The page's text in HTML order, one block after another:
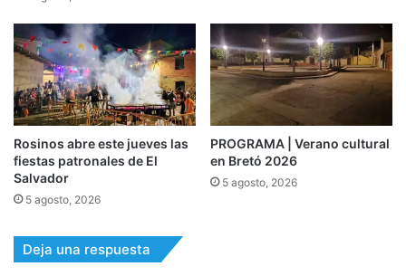
Rosinos abre este jueves las
fiestas patronales de El
Salvador
5 agosto, 2026
PROGRAMA | Verano cultural
en Bretó 2026
5 agosto, 2026
Deja una respuesta